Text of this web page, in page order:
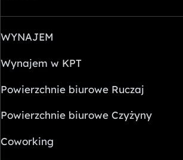
WYNAJEM
Wynajem w KPT
Powierzchnie biurowe Ruczaj
Powierzchnie biurowe Czyżyny
Coworking